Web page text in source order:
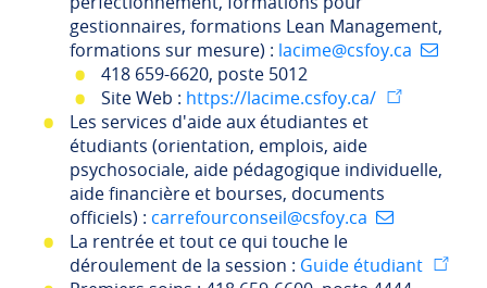
gestionnaires, formations Lean Management,
formations sur mesure) : lacime@csfoy.ca
418 659-6620, poste 5012
Site Web : https://lacime.csfoy.ca/
Les services d'aide aux étudiantes et
étudiants (orientation, emplois, aide
psychosociale, aide pédagogique individuelle,
aide financière et bourses, documents
officiels) : carrefourconseil@csfoy.ca
La rentrée et tout ce qui touche le
déroulement de la session : Guide étudiant